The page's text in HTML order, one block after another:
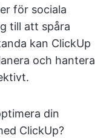
för sociala
till att spåra
kan ClickUp
och hantera
din
ClickUp?